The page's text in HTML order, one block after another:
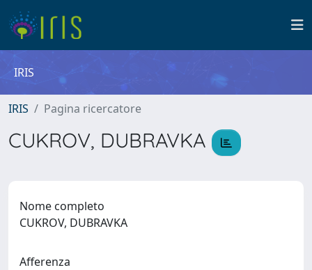
IRIS
IRIS Pagina ricercatore
CUKROV, DUBRAVKA
Nome completo
CUKROV, DUBRAVKA
Afferenza